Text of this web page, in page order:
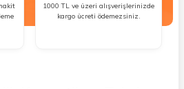
1000 TL ve üzeri alışverişlerinizde
kargo ücreti ödemezsiniz.